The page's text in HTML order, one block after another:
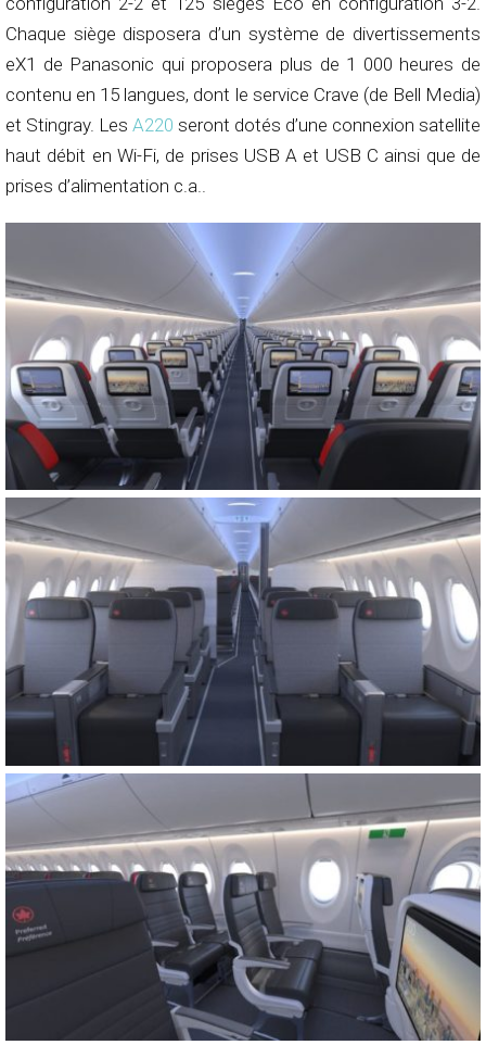
Chaque siège disposera d’un système de divertissements
eX1 de Panasonic qui proposera plus de 1 000 heures de
contenu en 15 langues, dont le service Crave (de Bell Media)
et Stingray. Les A220 seront dotés d’une connexion satellite
haut débit en Wi-Fi, de prises USB A et USB C ainsi que de
prises d’alimentation c.a..